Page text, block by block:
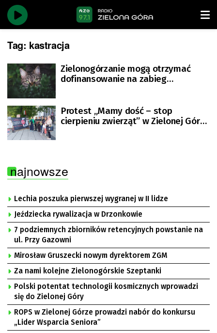
Tag: kastracja
Zielonogórzanie mogą otrzymać
dofinansowanie na zabieg
Protest „Mamy dość – stop
cierpieniu zwierząt” w Zielonej Górze
najnowsze
Lechia poszuka pierwszej wygranej w II lidze
Jeździecka rywalizacja w Drzonkowie
7 podziemnych zbiorników retencyjnych powstanie na
ul. Przy Gazowni
Mirosław Gruszecki nowym dyrektorem ZGM
Za nami kolejne Zielonogórskie Szeptanki
Polski potentat technologii kosmicznych wprowadzi
się do Zielonej Góry
ROPS w Zielonej Górze prowadzi nabór do konkursu
„Lider Wsparcia Seniora”